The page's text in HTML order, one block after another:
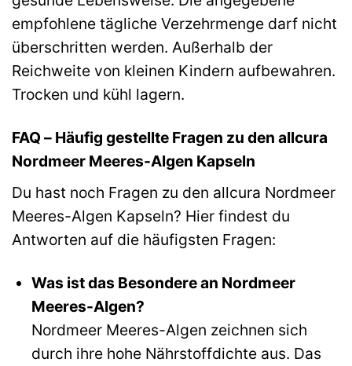
empfohlene tägliche Verzehrmenge darf nicht
überschritten werden. Außerhalb der
Reichweite von kleinen Kindern aufbewahren.
Trocken und kühl lagern.
FAQ – Häufig gestellte Fragen zu den allcura
Nordmeer Meeres-Algen Kapseln
Du hast noch Fragen zu den allcura Nordmeer
Meeres-Algen Kapseln? Hier findest du
Antworten auf die häufigsten Fragen:
Was ist das Besondere an Nordmeer
Meeres-Algen?
Nordmeer Meeres-Algen zeichnen sich
durch ihre hohe Nährstoffdichte aus. Das